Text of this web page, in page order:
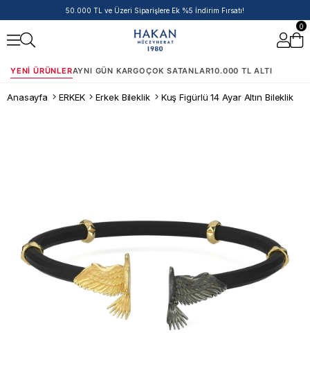
50.000 TL ve Üzeri Siparişlere Ek %5 İndirim Fırsatı!
0
YENI ÜRÜNLERAYNI GÜN KARGOÇOK SATANLAR10.000 TL ALTI
Anasayfa ERKEK Erkek Bileklik Kuş Figürlü 14 Ayar Altın Bileklik